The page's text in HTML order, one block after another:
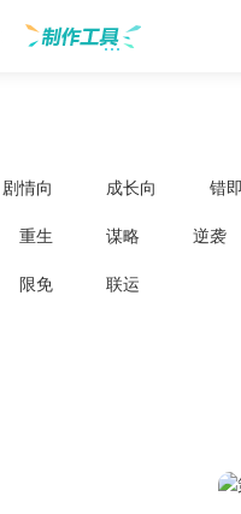
剧情向 成长向 错
重生 谋略 逆袭
限免 联运